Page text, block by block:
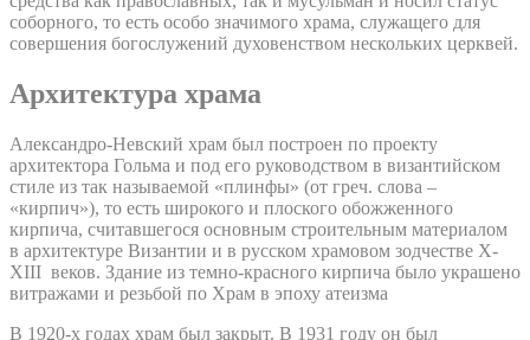
соборного, то есть особо значимого храма, служащего для
совершения богослужений духовенством нескольких церквей.
Архитектура храма
Александро-Невский храм был построен по проекту
архитектора Гольма и под его руководством в византийском
стиле из так называемой «плинфы» (от греч. слова –
«кирпич»), то есть широкого и плоского обожженного
кирпича, считавшегося основным строительным материалом
в архитектуре Византии и в русском храмовом зодчестве X-
XIII веков. Здание из темно-красного кирпича было украшено
витражами и резьбой по Храм в эпоху атеизма
В 1920-х годах храм был закрыт. В 1931 году он был